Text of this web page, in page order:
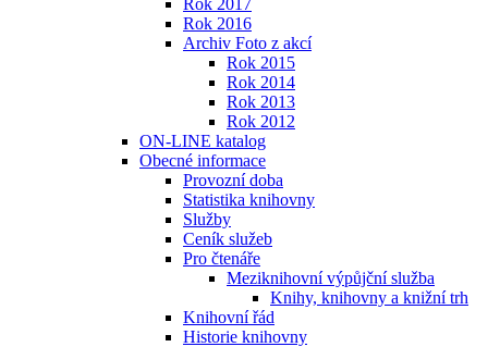
Rok 2017
Rok 2016
Archiv Foto z akcí
Rok 2015
Rok 2014
Rok 2013
Rok 2012
ON-LINE katalog
Obecné informace
Provozní doba
Statistika knihovny
Služby
Ceník služeb
Pro čtenáře
Meziknihovní výpůjční služba
Knihy, knihovny a knižní trh
Knihovní řád
Historie knihovny